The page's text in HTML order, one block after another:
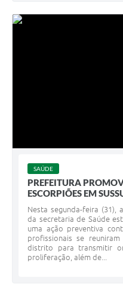
SAÚDE
PREFEITURA
ESCORPIÕES EM
Nesta segunda-feira (31),
da secretaria de Saúde
uma ação preventiva
profissionais se
distrito para transmitir
proliferação, além de...